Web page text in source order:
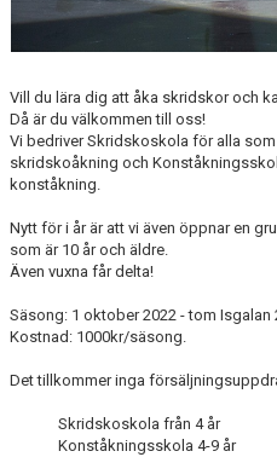
Vill du lära dig att åka skridskor och
Då är du välkommen till oss!
Vi bedriver Skridskoskola för alla
skridskoåkning och
konståkning.
Nytt för i år är att vi även öppnar en
som är 10 år och äldre.
Även vuxna får delta!
Säsong: 1 oktober 2022 - tom Isgalan
Kostnad: 1000kr/säsong.
Det tillkommer inga
Skridskoskola från 4 år
Konståkningsskola 4-9 år